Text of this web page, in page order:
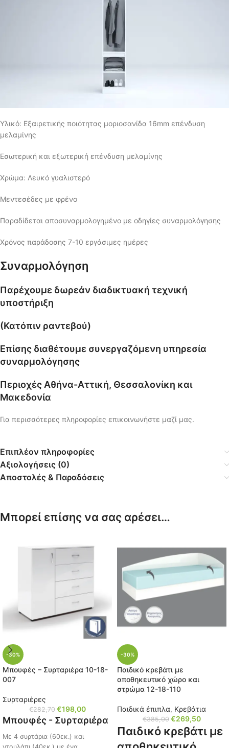
Υλικό: Εξαιρετικής ποιότητας μοριοσανίδα 16mm επένδυση
μελαμίνης
Εσωτερική και εξωτερική επένδυση μελαμίνης
Χρώμα: Λευκό γυαλιστερό
Μεντεσέδες με φρένο
Παραδίδεται αποσυναρμολογημένο με οδηγίες συναρμολόγησης
Χρόνος παράδοσης 7-10 εργάσιμες ημέρες
Συναρμολόγηση
Παρέχουμε δωρεάν διαδικτυακή τεχνική
υποστήριξη
(Κατόπιν ραντεβού)
Επίσης διαθέτουμε συνεργαζόμενη υπηρεσία
συναρμολόγησης
Περιοχές Αθήνα-Αττική, Θεσσαλονίκη και
Μακεδονία
Για περισσότερες πληροφορίες επικοινωνήστε μαζί μας.
Επιπλέον πληροφορίες
Αξιολογήσεις (0)
Αποστολές & Παραδόσεις
Μπορεί επίσης να σας αρέσει…
-30%
Μπουφές – Συρταριέρα 10-18-
007
Συρταριέρες
€282,70 €198,00
Μπουφές - Συρταριέρα
Με 4 συρτάρια (60εκ.) και
-30%
Παιδικό κρεβάτι με
αποθηκευτικό χώρο και
στρώμα 12-18-110
Παιδικά έπιπλα, Κρεβάτια
€385,00 €269,50
Παιδικό κρεβάτι με